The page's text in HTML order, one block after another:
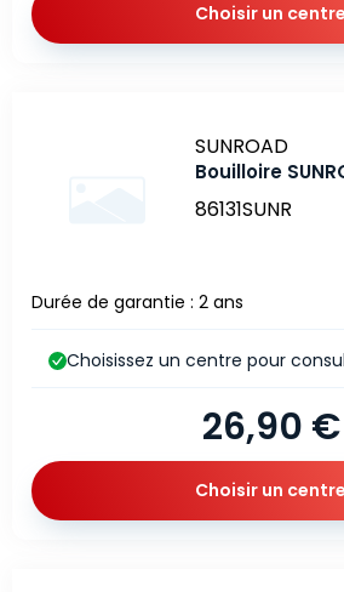
Choisir un centre
Marque
SUNROAD
Bouilloire
86131SUNR
Durée de garantie : 2 ans
26,90 €
Choisissez un centre pour
Choisir un centre